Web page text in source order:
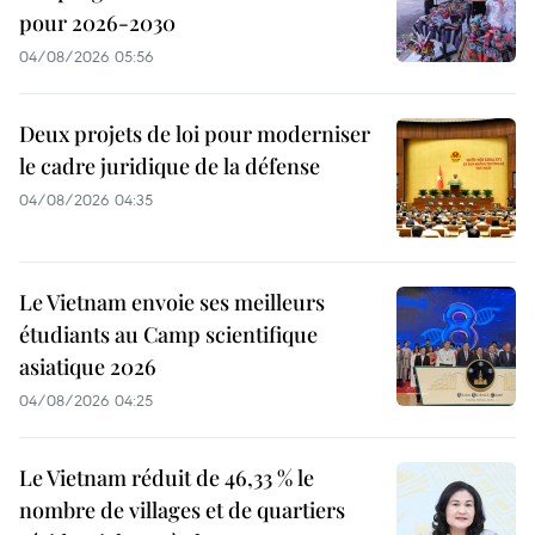
pour 2026-2030
04/08/2026 05:56
Deux projets de loi pour moderniser
le cadre juridique de la défense
04/08/2026 04:35
Le Vietnam envoie ses meilleurs
étudiants au Camp scientifique
asiatique 2026
04/08/2026 04:25
Le Vietnam réduit de 46,33 % le
nombre de villages et de quartiers